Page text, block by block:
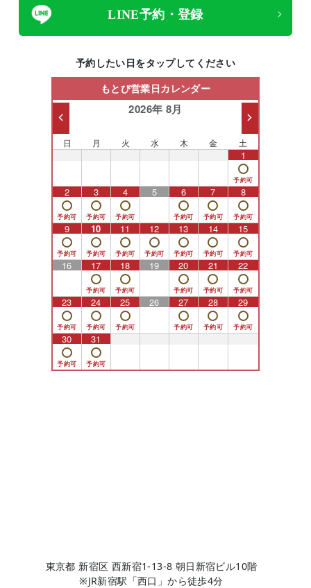
LINE予約・登録
予約したい日をタップしてください
もとび営業日カレンダー
2026年 8月
日 月 火 水 木 金 土
1
2 3 4 5 6 7 8
9 10 11 12 13 14 15
16 17 18 19 20 21 22
23 24 25 26 27 28 29
30 31
東京都 新宿区 西新宿1-13-8 朝日新宿ビル10階
※JR新宿駅「西口」から徒歩4分